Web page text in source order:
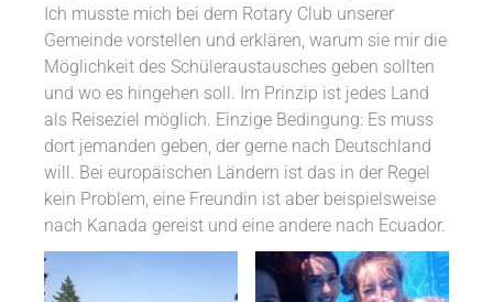
Ich musste mich bei dem Rotary Club unserer
Gemeinde vorstellen und erklären, warum sie mir die
Möglichkeit des Schüleraustausches geben sollten
und wo es hingehen soll. Im Prinzip ist jedes Land
als Reiseziel möglich. Einzige Bedingung: Es muss
dort jemanden geben, der gerne nach Deutschland
will. Bei europäischen Ländern ist das in der Regel
kein Problem, eine Freundin ist aber beispielsweise
nach Kanada gereist und eine andere nach Ecuador.